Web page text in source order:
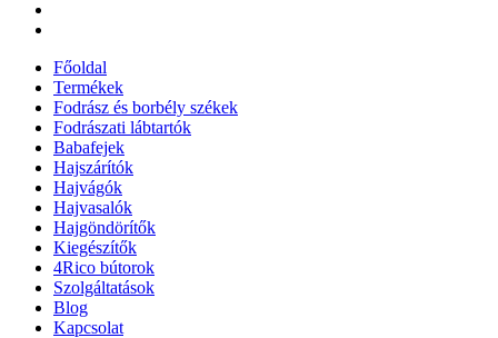
Főoldal
Termékek
Fodrász és borbély székek
Fodrászati lábtartók
Babafejek
Hajszárítók
Hajvágók
Hajvasalók
Hajgöndörítők
Kiegészítők
4Rico bútorok
Szolgáltatások
Blog
Kapcsolat